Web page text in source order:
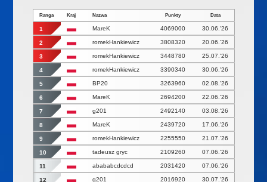
Ranga Kraj Nazwa Punkty Data
1 MareK 4069000 30.06.'26
2 romekHankiewicz 3808320 20.06.'26
3 romekHankiewicz 3448780 25.07.'26
4 romekHankiewicz 3390340 30.06.'26
5 BP20 3263960 02.08.'26
6 MareK 2694200 22.06.'26
7 g201 2492140 03.08.'26
8 MareK 2439720 17.06.'26
9 romekHankiewicz 2255550 21.07.'26
10 tadeusz gryc 2109260 07.06.'26
11 abababcdcdcd 2031420 07.06.'26
12 g201 2016920 30.07.'26